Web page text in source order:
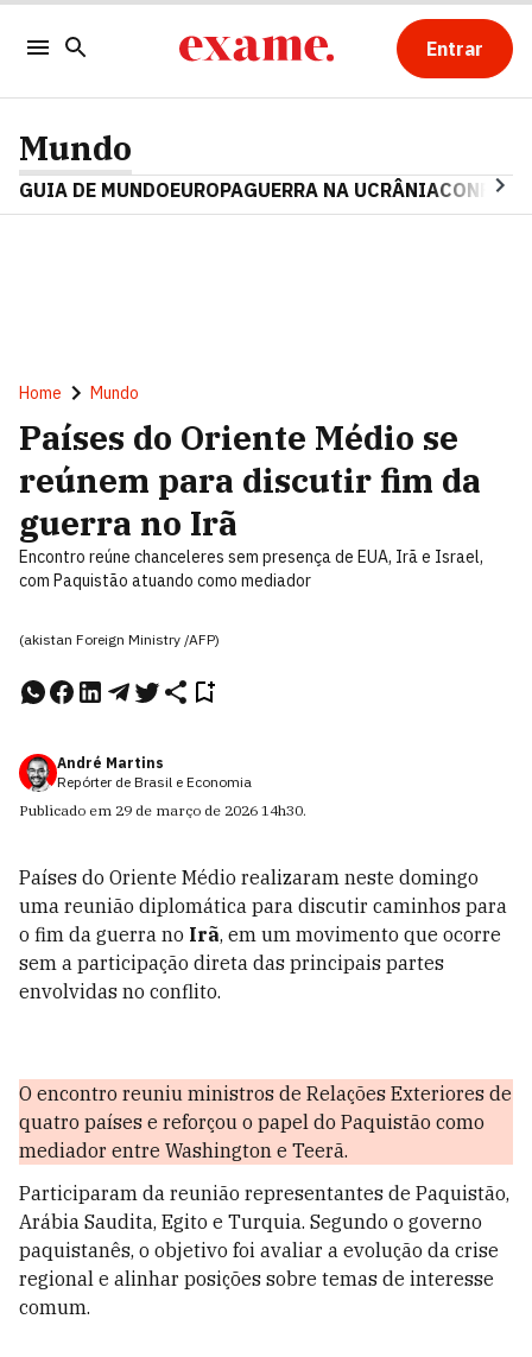
Entrar
Mundo
GUIA DE MUNDOEUROPAGUERRA NA UCRÂNIA
Home Mundo
Países do Oriente Médio se
reúnem para discutir fim da
guerra no Irã
Encontro reúne chanceleres sem presença de EUA, Irã e Israel,
com Paquistão atuando como mediador
(akistan Foreign Ministry /AFP)
André Martins
Repórter de Brasil e Economia
Publicado em 29 de março de 2026 14h30.
Países do Oriente Médio realizaram neste domingo
uma reunião diplomática para discutir caminhos para
o fim da guerra no Irã, em um movimento que ocorre
sem a participação direta das principais partes
envolvidas no conflito.
O encontro reuniu ministros de Relações Exteriores de
quatro países e reforçou o papel do Paquistão como
mediador entre Washington e Teerã.
Participaram da reunião representantes de Paquistão,
Arábia Saudita, Egito e Turquia. Segundo o governo
paquistanês, o objetivo foi avaliar a evolução da crise
regional e alinhar posições sobre temas de interesse
comum.